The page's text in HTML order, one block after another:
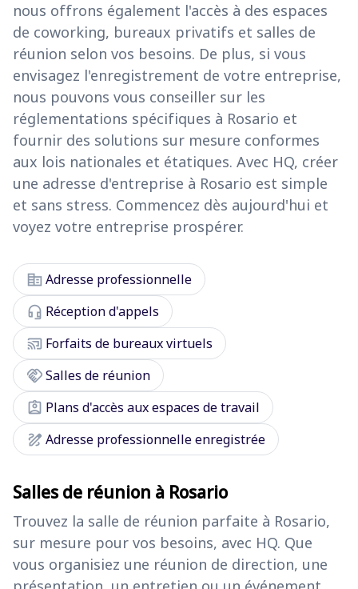
nous offrons également l'accès à des espaces
de coworking, bureaux privatifs et salles de
réunion selon vos besoins. De plus, si vous
envisagez l'enregistrement de votre entreprise,
nous pouvons vous conseiller sur les
réglementations spécifiques à Rosario et
fournir des solutions sur mesure conformes
aux lois nationales et étatiques. Avec HQ, créer
une adresse d'entreprise à Rosario est simple
et sans stress. Commencez dès aujourd'hui et
voyez votre entreprise prospérer.
corporate_fareAdresse professionnelle
headset_mic Réception d'appels
cast_connected Forfaits de bureaux virtuels
handshakeSalles de réunion
assignment_ind Plans d'accès aux espaces de travail
draw Adresse professionnelle enregistrée
Salles de réunion à Rosario
Trouvez la salle de réunion parfaite à Rosario,
sur mesure pour vos besoins, avec HQ. Que
vous organisiez une réunion de direction, une